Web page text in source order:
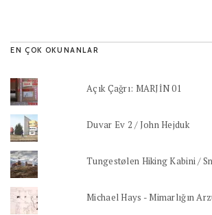
EN ÇOK OKUNANLAR
Açık Çağrı: MARJİN 01
Duvar Ev 2 / John Hejduk
Tungestølen Hiking Kabini /
Michael Hays - Mimarlığın